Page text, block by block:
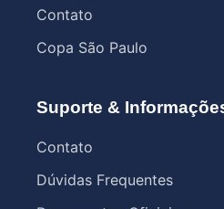
Contato
Copa São Paulo
Suporte &
Contato
Dúvidas Frequentes